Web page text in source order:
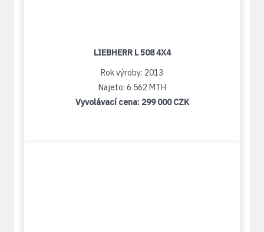
LIEBHERR L 508 4X4
Rok výroby: 2013
Najeto: 6 562 MTH
Vyvolávací cena: 299 000 CZK